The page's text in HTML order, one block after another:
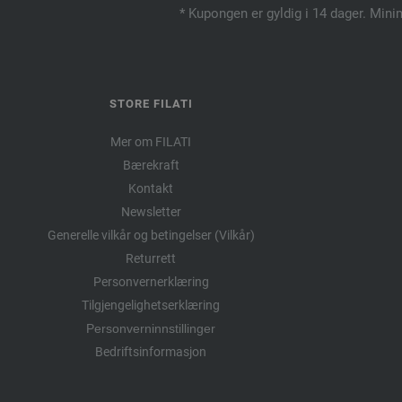
* Kupongen er gyldig i 14 dager.
STORE FILATI
Mer om FILATI
Bærekraft
Kontakt
Newsletter
Generelle vilkår og betingelser (Vilkår)
Returrett
Personvernerklæring
Tilgjengelighetserklæring
Personverninnstillinger
Bedriftsinformasjon